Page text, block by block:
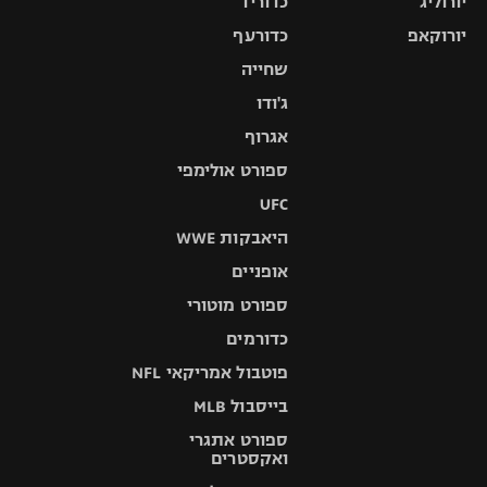
יורוקאפ
כדורעף
שחייה
ג'ודו
אגרוף
ספורט אולימפי
UFC
היאבקות WWE
אופניים
ספורט מוטורי
כדורמים
פוטבול אמריקאי NFL
בייסבול MLB
ספורט אתגרי
ואקסטרים